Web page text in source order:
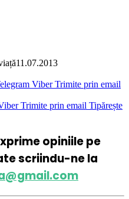
11.07.2013
Viber Trimite prin email
Trimite prin email Tipărește
opiniile pe
scriindu-ne la